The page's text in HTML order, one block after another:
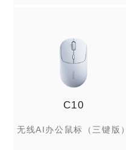
C10
无线AI办公鼠标（三键版）